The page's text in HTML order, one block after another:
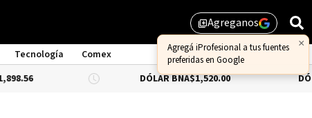
library_addAgreganos
×
Agregá iProfesional a tus fuentes
preferidas en Google
Tecnología
Comex
DÓLAR BNA $1,520.00 DÓLAR BLUE-